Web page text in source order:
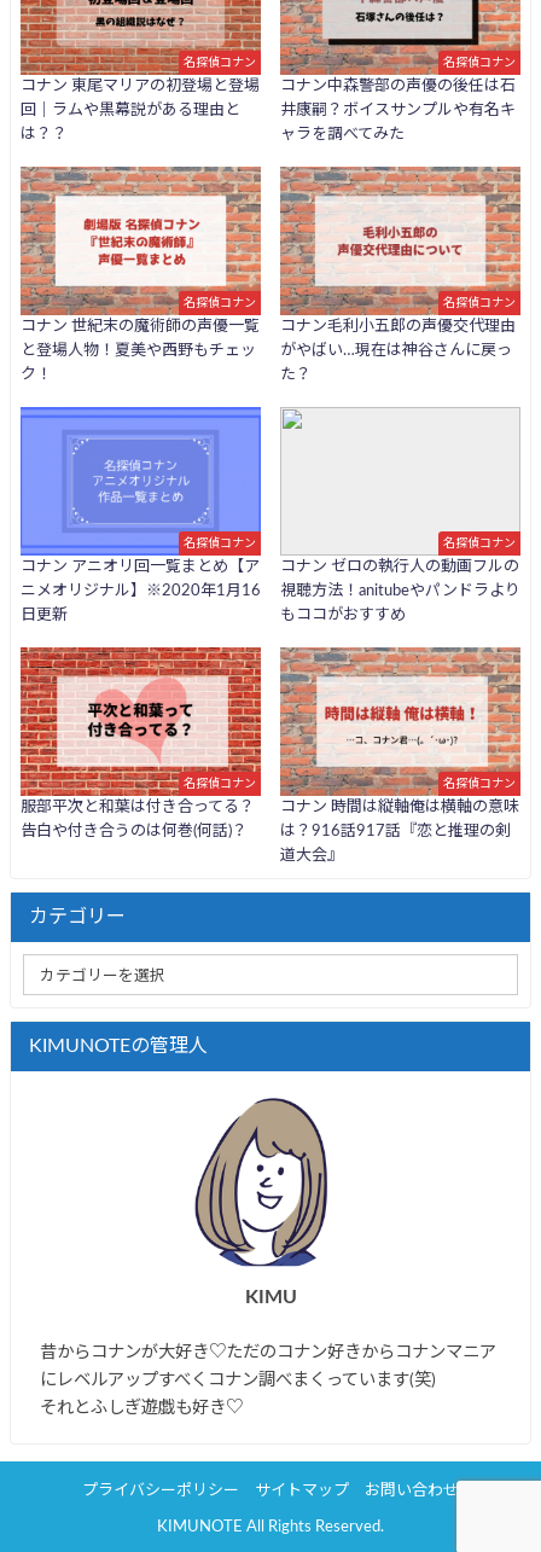
名探偵コナン
コナン 東尾マリアの初登場と登場
回｜ラムや黒幕説がある理由と
は？？
名探偵コナン
コナン中森警部の声優の後任は石
井康嗣？ボイスサンプルや有名キ
ャラを調べてみた
名探偵コナン
コナン 世紀末の魔術師の声優一覧
と登場人物！夏美や西野もチェッ
ク！
名探偵コナン
コナン毛利小五郎の声優交代理由
がやばい…現在は神谷さんに戻っ
た？
名探偵コナン
コナン アニオリ回一覧まとめ【ア
ニメオリジナル】※2020年1月16
日更新
名探偵コナン
コナン ゼロの執行人の動画フルの
視聴方法！anitubeやパンドラより
もココがおすすめ
名探偵コナン
服部平次と和葉は付き合ってる？
告白や付き合うのは何巻(何話)？
名探偵コナン
コナン 時間は縦軸俺は横軸の意味
は？916話917話『恋と推理の剣
道大会』
カテゴリー
KIMUNOTEの管理人
KIMU
昔からコナンが大好き♡ただのコナン好きからコナンマニア
にレベルアップすべくコナン調べまくっています(笑)
それとふしぎ遊戯も好き♡
プライバシーポリシー サイトマップ お問い合わせ
KIMUNOTE All Rights Reserved.